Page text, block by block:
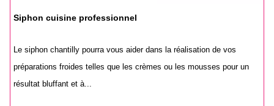
Siphon cuisine professionnel
Le siphon chantilly pourra vous aider dans la réalisation de vos
préparations froides telles que les crèmes ou les mousses pour un
résultat bluffant et à...